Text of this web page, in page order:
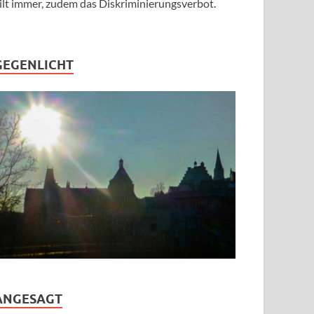
immer, zudem das Diskriminierungsverbot.